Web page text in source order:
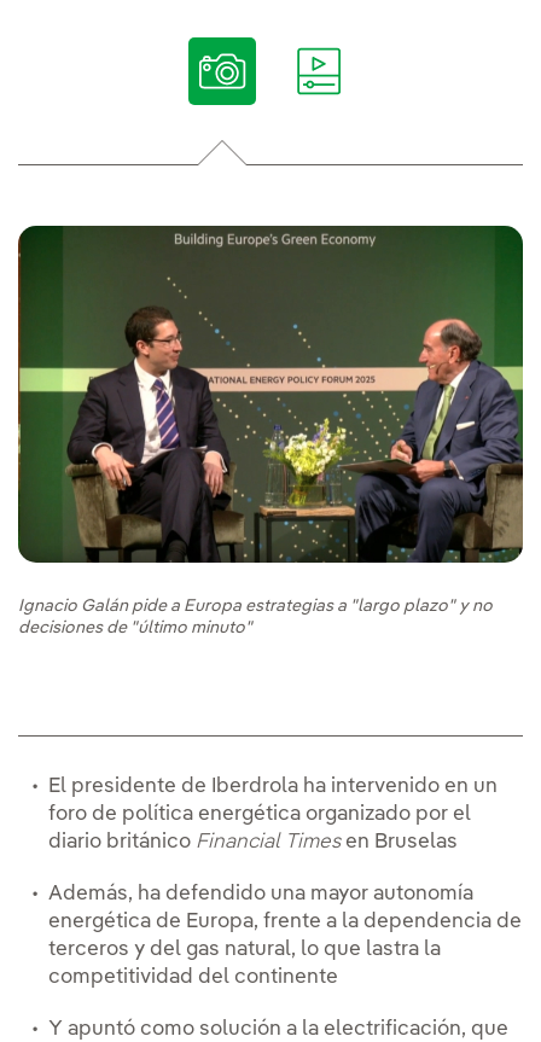
Ignacio Galán pide a Europa estrategias a "largo plazo" y no
decisiones de "último minuto"
El presidente de Iberdrola ha intervenido en un
foro de política energética organizado por el
diario británico Financial Timesen Bruselas
Además, ha defendido una mayor autonomía
energética de Europa, frente a la dependencia de
terceros y del gas natural, lo que lastra la
competitividad del continente
Y apuntó como solución a la electrificación, que